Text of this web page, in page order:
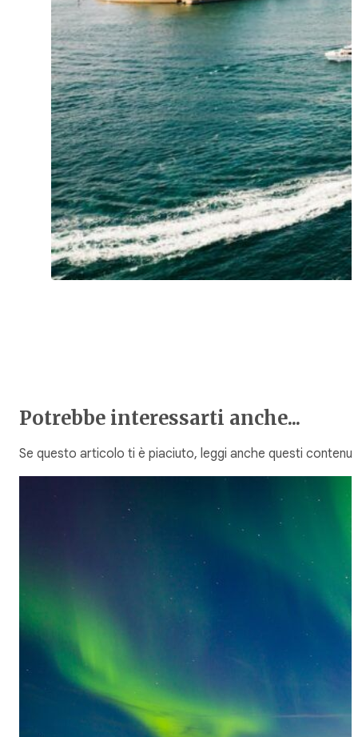
Potrebbe interessarti anche...
Se questo articolo ti è piaciuto, leggi anche questi